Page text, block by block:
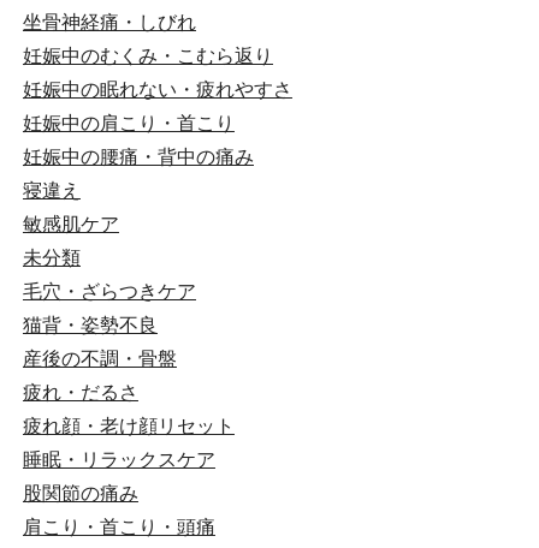
坐骨神経痛・しびれ
妊娠中のむくみ・こむら返り
妊娠中の眠れない・疲れやすさ
妊娠中の肩こり・首こり
妊娠中の腰痛・背中の痛み
寝違え
敏感肌ケア
未分類
毛穴・ざらつきケア
猫背・姿勢不良
産後の不調・骨盤
疲れ・だるさ
疲れ顔・老け顔リセット
睡眠・リラックスケア
股関節の痛み
肩こり・首こり・頭痛